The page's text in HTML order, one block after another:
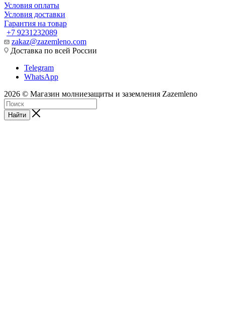
Условия оплаты
Условия доставки
Гарантия на товар
+7 9231232089
zakaz@zazemleno.com
Доставка по всей России
Telegram
WhatsApp
2026 © Магазин молниезащиты и заземления Zazemleno
Найти